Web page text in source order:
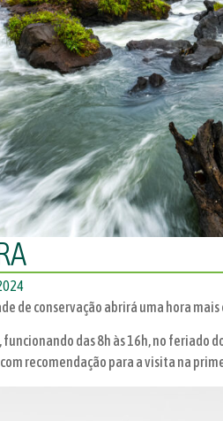
de conservação abrirá uma hora
das 8h às 16h, no
recomendação para a visita na